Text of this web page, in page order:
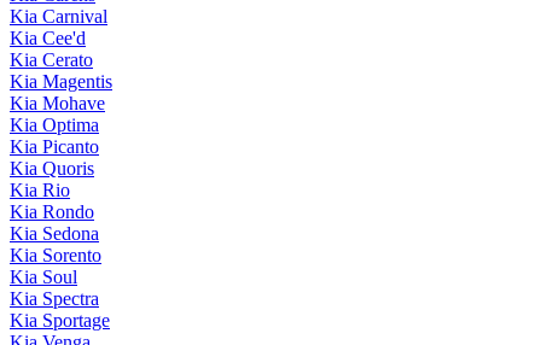
Kia Carnival
Kia Cee'd
Kia Cerato
Kia Magentis
Kia Mohave
Kia Optima
Kia Picanto
Kia Quoris
Kia Rio
Kia Rondo
Kia Sedona
Kia Sorento
Kia Soul
Kia Spectra
Kia Sportage